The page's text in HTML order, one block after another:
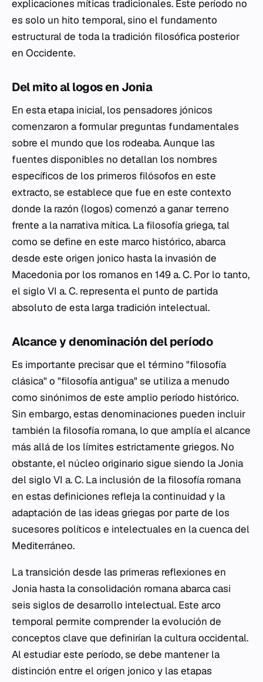
explicaciones míticas tradicionales. Este período no
es solo un hito temporal, sino el fundamento
estructural de toda la tradición filosófica posterior
en Occidente.
Del mito al logos en Jonia
En esta etapa inicial, los pensadores jónicos
comenzaron a formular preguntas fundamentales
sobre el mundo que los rodeaba. Aunque las
fuentes disponibles no detallan los nombres
específicos de los primeros filósofos en este
extracto, se establece que fue en este contexto
donde la razón (logos) comenzó a ganar terreno
frente a la narrativa mítica. La filosofía griega, tal
como se define en este marco histórico, abarca
desde este origen jonico hasta la invasión de
Macedonia por los romanos en 149 a. C. Por lo tanto,
el siglo VI a. C. representa el punto de partida
absoluto de esta larga tradición intelectual.
Alcance y denominación del período
Es importante precisar que el término "filosofía
clásica" o "filosofía antigua" se utiliza a menudo
como sinónimos de este amplio período histórico.
Sin embargo, estas denominaciones pueden incluir
también la filosofía romana, lo que amplía el alcance
más allá de los límites estrictamente griegos. No
obstante, el núcleo originario sigue siendo la Jonia
del siglo VI a. C. La inclusión de la filosofía romana
en estas definiciones refleja la continuidad y la
adaptación de las ideas griegas por parte de los
sucesores políticos e intelectuales en la cuenca del
Mediterráneo.
La transición desde las primeras reflexiones en
Jonia hasta la consolidación romana abarca casi
seis siglos de desarrollo intelectual. Este arco
temporal permite comprender la evolución de
conceptos clave que definirían la cultura occidental.
Al estudiar este período, se debe mantener la
distinción entre el origen jonico y las etapas